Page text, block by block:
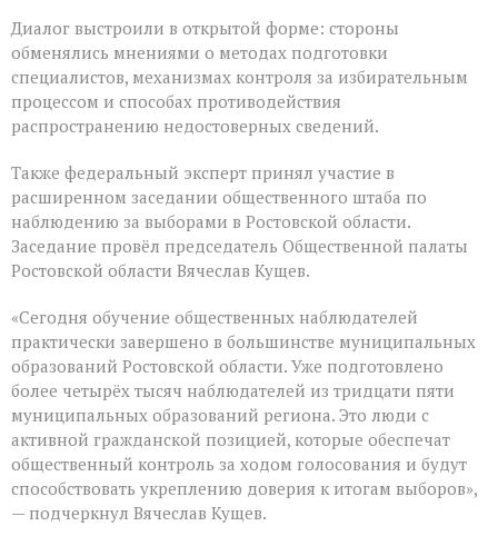
Диалог выстроили в открытой форме: стороны
обменялись мнениями о методах подготовки
специалистов, механизмах контроля за избирательным
процессом и способах противодействия
распространению недостоверных сведений.
Также федеральный эксперт принял участие в
расширенном заседании общественного штаба по
наблюдению за выборами в Ростовской области.
Заседание провёл председатель Общественной палаты
Ростовской области Вячеслав Кущев.
«Сегодня обучение общественных наблюдателей
практически завершено в большинстве муниципальных
образований Ростовской области. Уже подготовлено
более четырёх тысяч наблюдателей из тридцати пяти
муниципальных образований региона. Это люди с
активной гражданской позицией, которые обеспечат
общественный контроль за ходом голосования и будут
способствовать укреплению доверия к итогам выборов»,
— подчеркнул Вячеслав Кущев.